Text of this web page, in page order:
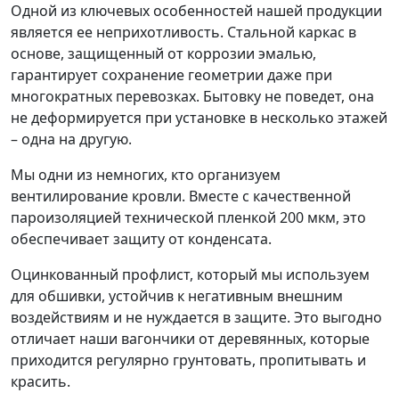
Одной из ключевых особенностей нашей продукции
является ее неприхотливость. Стальной каркас в
основе, защищенный от коррозии эмалью,
гарантирует сохранение геометрии даже при
многократных перевозках. Бытовку не поведет, она
не деформируется при установке в несколько этажей
– одна на другую.
Мы одни из немногих, кто организуем
вентилирование кровли. Вместе с качественной
пароизоляцией технической пленкой 200 мкм, это
обеспечивает защиту от конденсата.
Оцинкованный профлист, который мы используем
для обшивки, устойчив к негативным внешним
воздействиям и не нуждается в защите. Это выгодно
отличает наши вагончики от деревянных, которые
приходится регулярно грунтовать, пропитывать и
красить.